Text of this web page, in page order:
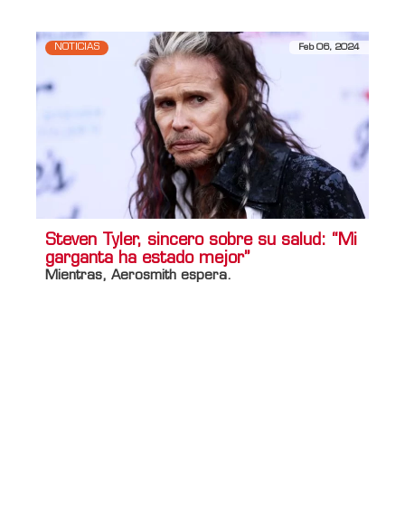
NOTICIAS Feb 06, 2024
Steven Tyler, sincero sobre su salud: “Mi
garganta ha estado mejor”
Mientras, Aerosmith espera.